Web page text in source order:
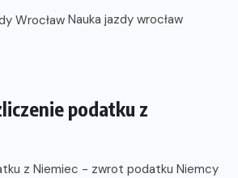
Nauka jazdy wrocław
podatku z